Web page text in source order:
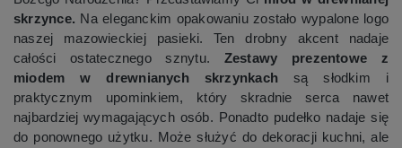
skrzynce. Na eleganckim opakowaniu zostało wypalone logo
naszej mazowieckiej pasieki. Ten drobny akcent nadaje
całości ostatecznego sznytu. Zestawy prezentowe z
miodem w drewnianych skrzynkachsą słodkim i
praktycznym upominkiem, który skradnie serca nawet
najbardziej wymagających osób. Ponadto pudełko nadaje się
do ponownego użytku. Może służyć do dekoracji kuchni, ale